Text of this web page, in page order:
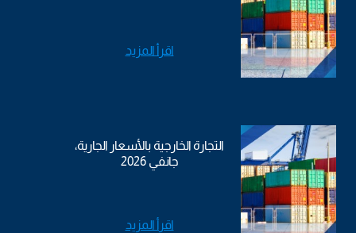
اقرأ المزيد
التجارة الخارجية بالأسعار الجارية،
جانفي 2026
اقرأ المزيد